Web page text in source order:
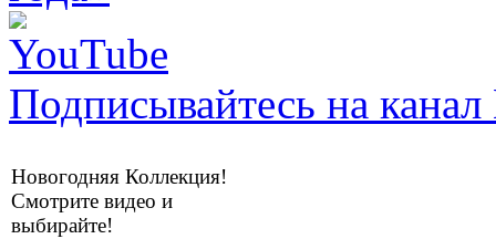
Подписывайтесь на
Новогодняя Коллекция!
Смотрите видео и
выбирайте!